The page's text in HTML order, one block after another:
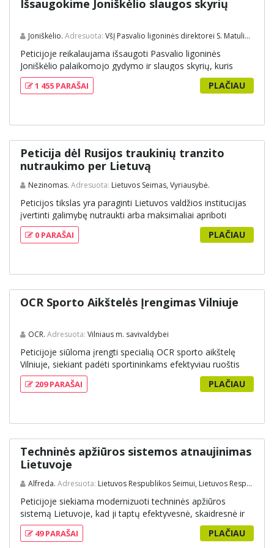
Slovakijos pavyzdys kaip šalis, neturinti mečečių ir esanti
Išsaugokime Joniškėlio slaugos skyrių
Joniškėlio. Adresuota: VšĮ Pasvalio ligoninės direktorei S. Matulienei, Pasvalio rajono savivaldybės tarybai, LRS narei Ilonai Gelažnikienei, LRSeimo Pirmininkui, LRS Sveikatos reikalų komitetui, LR sveikatos apsaugos ministrui
Peticijoje reikalaujama išsaugoti Pasvalio ligoninės
Joniškėlio palaikomojo gydymo ir slaugos skyrių, kuris
teikia būtinas paslaugas vyresnio amžiaus ir sunkiai
sergantiems žmonėms bei tiems, kuriems po gydymo
gyventojams. Panaikinus šias paslaugas, jos taptų mažiau
prieinamos vietos bendruomenei. Peticijos autoriai ragina
atsižvelgti į realius gyventojų poreikius ir užtikrinti skyriaus
išlikimą.
1 455 PARAŠAI PLAČIAU
Peticija dėl Rusijos traukinių tranzito
nutraukimo per Lietuvą
Nezinomas. Adresuota: Lietuvos Seimas, Vyriausybė.
Peticijos tikslas yra paraginti Lietuvos valdžios institucijas
įvertinti galimybę nutraukti arba maksimaliai apriboti
Rusijos traukinių tranzitą per Lietuvos teritoriją,
atsižvelgiant į istorinius santykius su Sovietų Sąjunga ir
0 PARAŠAI PLAČIAU
OCR Sporto Aikštelės Įrengimas Vilniuje
OCR. Adresuota: Vilniaus m. savivaldybei
Peticijoje siūloma įrengti specialią OCR sporto aikštelę
Vilniuje, siekiant padėti sportininkams efektyviau ruoštis
varžyboms ir garsinti Lietuvą tarptautiniu mastu. Aikštelė
taip pat teiktų vilniečiams galimybę lavinti fizines savybes ir
surinkti palaikymą iš bendraminčių šiai iniciatyvai.
209 PARAŠAI PLAČIAU
Techninės apžiūros sistemos atnaujinimas
Lietuvoje
Alfreda. Adresuota: Lietuvos Respublikos Seimui, Lietuvos Respublikos Susisiekimo ministerijai, Lietuvos transporto saugos administracijai (LTSA)
Peticijoje siekiama modernizuoti techninės apžiūros
sistemą Lietuvoje, kad ji taptų efektyvesnė, skaidresnė ir
patikimesnė. Pateikiami pasiūlymai apima skaitmeninį
duomenų perdavimą, kur automatizuota sistema ir
49 PARAŠAI PLAČIAU